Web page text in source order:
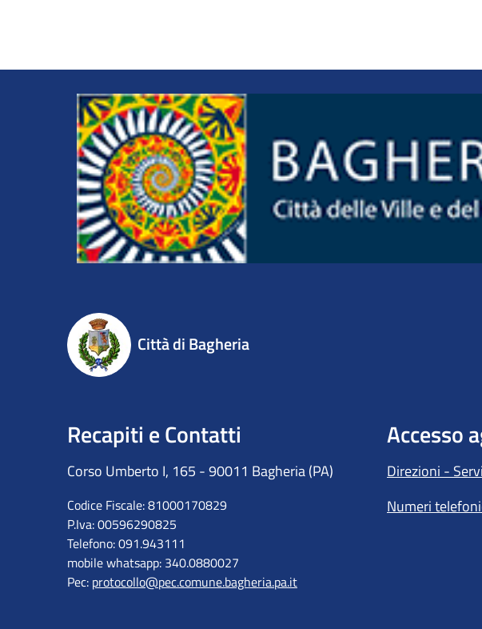
Città di Bagheria
Recapiti e Contatti
Corso Umberto I, 165 - 90011 Bagheria (PA)
Codice Fiscale: 81000170829
P.Iva: 00596290825
Telefono: 091.943111
mobile whatsapp: 340.0880027
Pec: protocollo@pec.comune.bagheria.pa.it
Accesso
Direzioni -
Numeri